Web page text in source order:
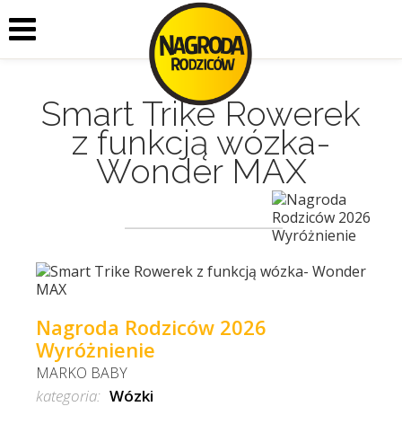
Smart Trike Rowerek
z funkcją wózka-
Wonder MAX
Nagroda Rodziców 2026
Wyróżnienie
MARKO BABY
kategoria: Wózki